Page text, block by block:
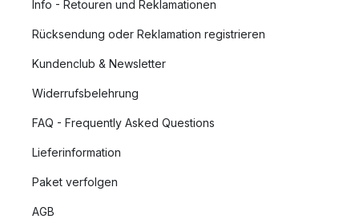
Info - Retouren und Reklamationen
Rücksendung oder Reklamation registrieren
Kundenclub & Newsletter
Widerrufsbelehrung
FAQ - Frequently Asked Questions
Lieferinformation
Paket verfolgen
AGB